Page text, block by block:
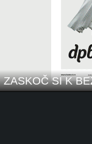
ZASKOČ SI K